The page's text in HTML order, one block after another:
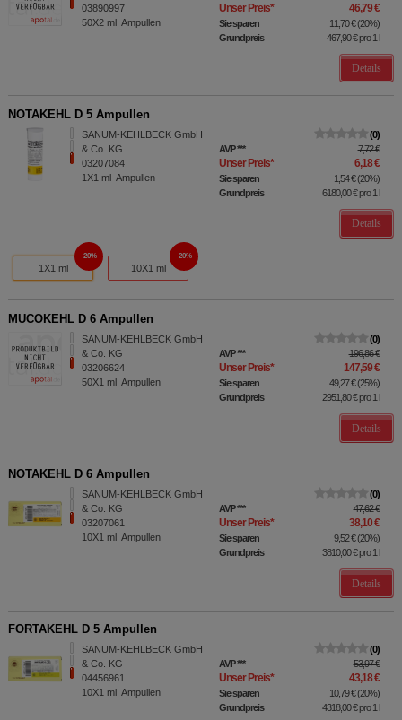
03890997
50X2 ml Ampullen
Unser Preis* 46,79 €
Sie sparen 11,70 €(20%)
Grundpreis
467,90 €pro 1 l
Details
NOTAKEHL D 5 Ampullen
SANUM-KEHLBECK GmbH
& Co. KG
03207084
1X1 ml Ampullen
0
AVP*** 7,72 €
Unser Preis* 6,18 €
Sie sparen 1,54 €(20%)
Grundpreis
6180,00 €pro 1 l
Details
1X1 ml
20%
10X1 ml
20%
MUCOKEHL D 6 Ampullen
SANUM-KEHLBECK GmbH
& Co. KG
03206624
50X1 ml Ampullen
0
AVP*** 196,86 €
Unser Preis* 147,59 €
Sie sparen 49,27 €(25%)
Grundpreis
2951,80 €pro 1 l
Details
NOTAKEHL D 6 Ampullen
SANUM-KEHLBECK GmbH
& Co. KG
03207061
10X1 ml Ampullen
0
AVP*** 47,62 €
Unser Preis* 38,10 €
Sie sparen 9,52 €(20%)
Grundpreis
3810,00 €pro 1 l
Details
FORTAKEHL D 5 Ampullen
SANUM-KEHLBECK GmbH
& Co. KG
04456961
10X1 ml Ampullen
0
AVP*** 53,97 €
Unser Preis* 43,18 €
Sie sparen 10,79 €(20%)
Grundpreis
4318,00 €pro 1 l